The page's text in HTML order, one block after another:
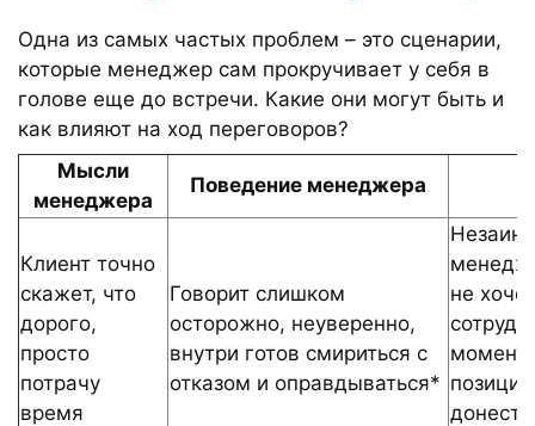
Одна из самых частых проблем – это сценарии,
которые менеджер сам прокручивает у себя в
голове еще до встречи. Какие они могут быть и
как влияют на ход переговоров?
Мысли
менеджера
Поведение менеджера
Клиент точно
скажет, что
дорого,
просто
потрачу
время
Говорит слишком
осторожно, неуверенно,
внутри готов смириться с
отказом и оправдываться*
не